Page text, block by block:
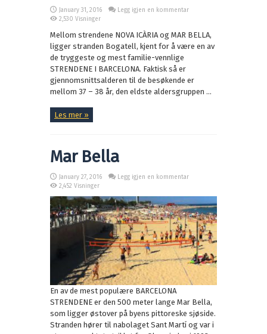
January 31, 2016
Legg igjen en kommentar
2,530 Visninger
Mellom strendene NOVA ICÀRIA og MAR BELLA,
ligger stranden Bogatell, kjent for å være en av
de tryggeste og mest familie-vennlige
STRENDENE I BARCELONA. Faktisk så er
gjennomsnittsalderen til de besøkende er
mellom 37 – 38 år, den eldste aldersgruppen ...
Les mer »
Mar Bella
January 27, 2016
Legg igjen en kommentar
2,452 Visninger
En av de mest populære BARCELONA
STRENDENE er den 500 meter lange Mar Bella,
som ligger østover på byens pittoreske sjøside.
Stranden hører til nabolaget Sant Martí og var i